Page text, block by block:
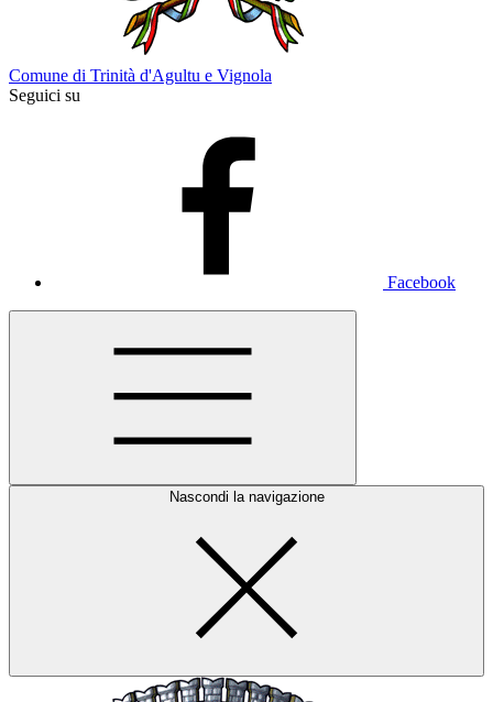
Comune di Trinità d'Agultu e Vignola
Seguici su
Facebook
Nascondi la navigazione